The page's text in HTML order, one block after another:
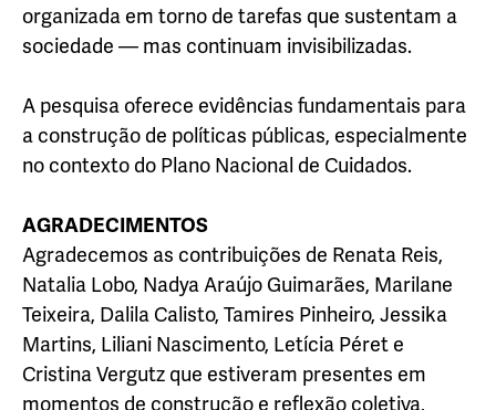
organizada em torno de tarefas que sustentam a
sociedade — mas continuam invisibilizadas.
A pesquisa oferece evidências fundamentais para
a construção de políticas públicas, especialmente
no contexto do Plano Nacional de Cuidados.
AGRADECIMENTOS
Agradecemos as contribuições de Renata Reis,
Natalia Lobo, Nadya Araújo Guimarães, Marilane
Teixeira, Dalila Calisto, Tamires Pinheiro, Jessika
Martins, Liliani Nascimento, Letícia Péret e
Cristina Vergutz que estiveram presentes em
momentos de construção e reflexão coletiva,